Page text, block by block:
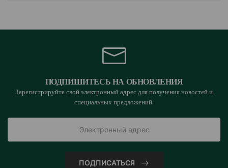
ПОДПИШИТЕСЬ НА ОБНОВЛЕНИЯ
Зарегистрируйте свой электронный адрес для получения новостей и
специальных предложений.
ПОДПИСАТЬСЯ